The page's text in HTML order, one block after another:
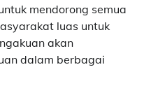
mendorong semua
luas untuk
akan
dalam berbagai